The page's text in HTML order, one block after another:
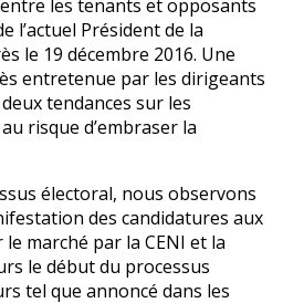
les tenants et opposants
l’actuel Président de la
le 19 décembre 2016. Une
entretenue par les dirigeants
tendances sur les
risque d’embraser la
électoral, nous observons
des candidatures aux
marché par la CENI et la
le début du processus
tel que annoncé dans les